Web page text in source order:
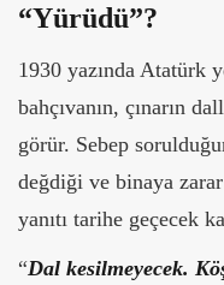
“Yürüdü”?
1930 yazında Atatürk
bahçıvanın, çınarın
görür. Sebep
değdiği ve binaya
yanıtı tarihe geçecek
“Dal kesilmeyecek.